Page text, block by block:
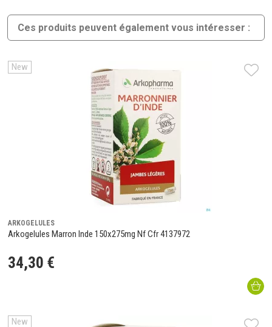
Ces produits peuvent également vous intéresser :
New
ARKOGELULES
Arkogelules Marron Inde 150x275mg Nf Cfr 4137972
34,30 €
New